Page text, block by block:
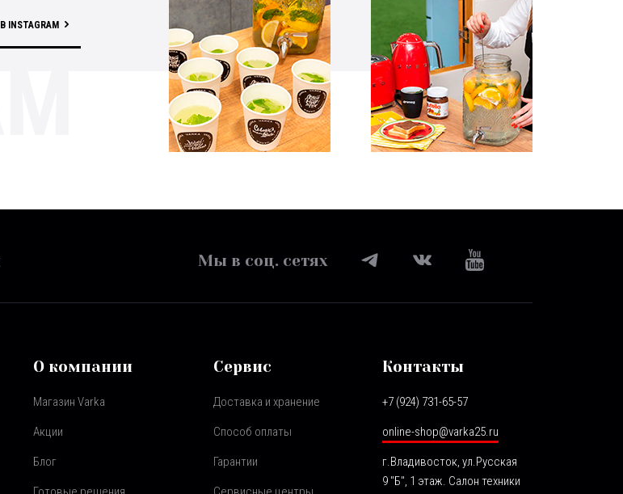
В INSTAGRAM
Мы в соц. сетях
О компании
Магазин Varka
Акции
Блог
Сервис
Доставка и хранение
Способ оплаты
Гарантии
Контакты
+7 (924) 731-65-57
online-shop@varka25.ru
г.Владивосток, ул.Русская
9 "Б", 1 этаж. Салон техники